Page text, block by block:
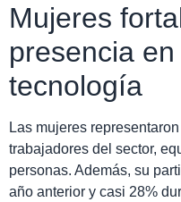
Mujeres
presencia
tecnología
Las mujeres
trabajadores del sector,
personas. Además, su
año anterior y casi 28%